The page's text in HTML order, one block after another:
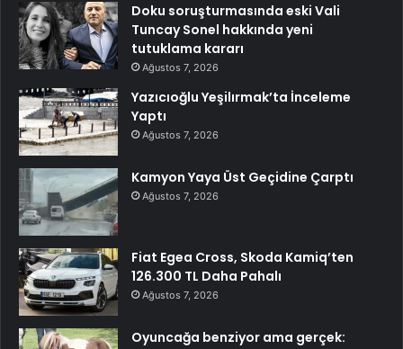
Doku soruşturmasında eski Vali
Tuncay Sonel hakkında yeni
tutuklama kararı
Ağustos 7, 2026
Yazıcıoğlu Yeşilırmak’ta İnceleme
Yaptı
Ağustos 7, 2026
Kamyon Yaya Üst Geçidine Çarptı
Ağustos 7, 2026
Fiat Egea Cross, Skoda Kamiq’ten
126.300 TL Daha Pahalı
Ağustos 7, 2026
Oyuncağa benziyor ama gerçek: